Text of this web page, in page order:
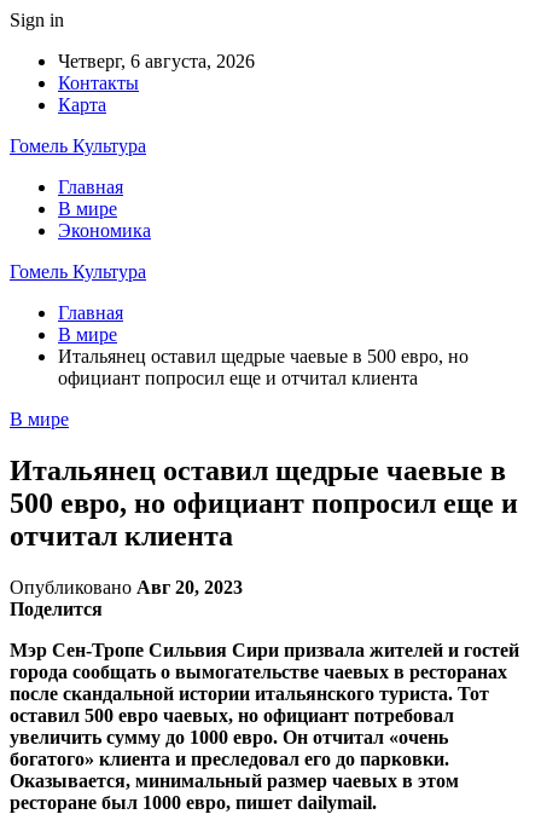
Sign in
Четверг, 6 августа, 2026
Контакты
Карта
Гомель Культура
Главная
В мире
Экономика
Гомель Культура
Главная
В мире
Итальянец оставил щедрые чаевые в 500 евро, но
официант попросил еще и отчитал клиента
В мире
Итальянец оставил щедрые чаевые в
500 евро, но официант попросил еще и
отчитал клиента
Опубликовано Авг 20, 2023
Поделится
Мэр Сен-Тропе Сильвия Сири призвала жителей и гостей
города сообщать о вымогательстве чаевых в ресторанах
после скандальной истории итальянского туриста. Тот
оставил 500 евро чаевых, но официант потребовал
увеличить сумму до 1000 евро. Он отчитал «очень
богатого» клиента и преследовал его до парковки.
Оказывается, минимальный размер чаевых в этом
ресторане был 1000 евро, пишет dailymail.